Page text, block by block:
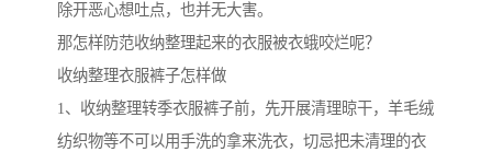
除开恶心想吐点，也并无大害。
那怎样防范收纳整理起来的衣服被衣蛾咬烂呢？
收纳整理衣服裤子怎样做
1、收纳整理转季衣服裤子前，先开展清理晾干，羊毛绒
纺织物等不可以用手洗的拿来洗衣，切忌把未清理的衣